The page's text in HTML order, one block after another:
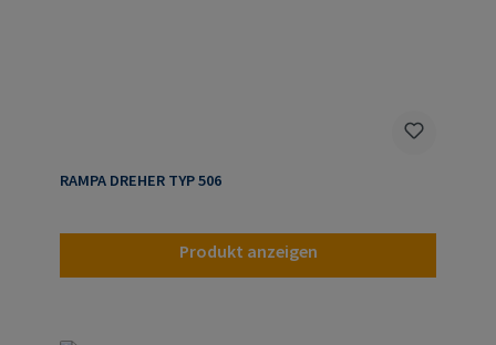
RAMPA DREHER TYP 506
Produkt anzeigen